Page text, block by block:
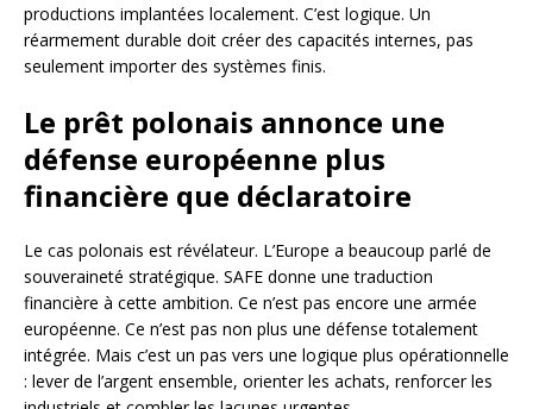
productions implantées localement. C’est logique. Un
réarmement durable doit créer des capacités internes, pas
seulement importer des systèmes finis.
Le prêt polonais annonce une
défense européenne plus
financière que déclaratoire
Le cas polonais est révélateur. L’Europe a beaucoup parlé de
souveraineté stratégique. SAFE donne une traduction
financière à cette ambition. Ce n’est pas encore une armée
européenne. Ce n’est pas non plus une défense totalement
intégrée. Mais c’est un pas vers une logique plus opérationnelle
: lever de l’argent ensemble, orienter les achats, renforcer les